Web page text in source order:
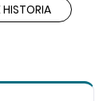
HISTORIA